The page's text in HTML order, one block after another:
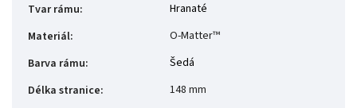
Tvar rámu:
Hranaté
Materiál:
O-Matter™
Barva rámu:
Šedá
Délka stranice:
148 mm